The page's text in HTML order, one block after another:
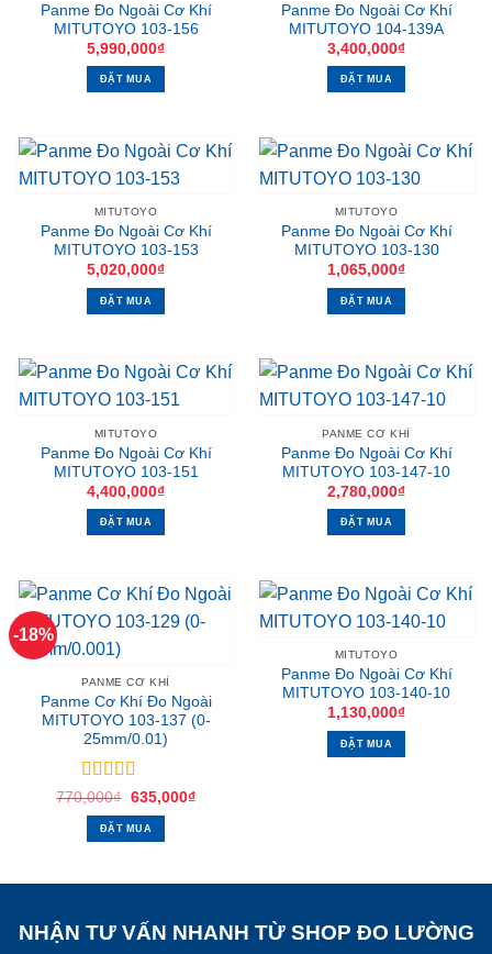
Panme Đo Ngoài Cơ Khí
MITUTOYO 103-156
5,990,000₫
ĐẶT MUA
Panme Đo Ngoài Cơ Khí
MITUTOYO 104-139A
3,400,000₫
ĐẶT MUA
MITUTOYO
Panme Đo Ngoài Cơ Khí
MITUTOYO 103-153
5,020,000₫
ĐẶT MUA
MITUTOYO
Panme Đo Ngoài Cơ Khí
MITUTOYO 103-130
1,065,000₫
ĐẶT MUA
MITUTOYO
Panme Đo Ngoài Cơ Khí
MITUTOYO 103-151
4,400,000₫
ĐẶT MUA
PANME CƠ KHÍ
Panme Đo Ngoài Cơ Khí
MITUTOYO 103-147-10
2,780,000₫
ĐẶT MUA
-18%
PANME CƠ KHÍ
Panme Cơ Khí Đo Ngoài
MITUTOYO 103-137 (0-
25mm/0.01)
Được
xếp hạng
3.695
sao
770,000₫ Giá
là:
770,000₫.
635,000₫Giá
ĐẶT MUA
MITUTOYO
Panme Đo Ngoài Cơ Khí
MITUTOYO 103-140-10
1,130,000₫
ĐẶT MUA
NHẬN TƯ VẤN NHANH TỪ SHOP ĐO LƯỜNG